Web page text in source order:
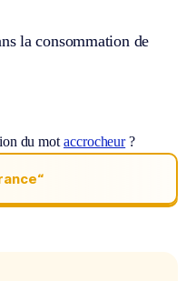
la consommation de
du mot accrocheur?